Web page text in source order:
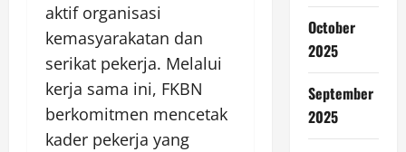
aktif organisasi
kemasyarakatan dan
serikat pekerja. Melalui
kerja sama ini, FKBN
berkomitmen mencetak
kader pekerja yang
October
2025
September
2025